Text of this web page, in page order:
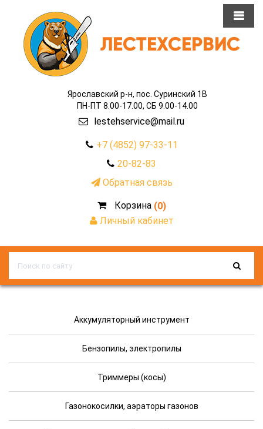
Ярославский р-н, пос. Суринский 1В
ПН-ПТ 8.00-17.00, СБ 9.00-14.00
lestehservice@mail.ru
+7 (4852) 97-33-11
20-82-83
Обратная связь
Корзина (0)
Личный кабинет
Аккумуляторный инструмент
Бензопилы, электропилы
Триммеры (косы)
Газонокосилки, аэраторы газонов